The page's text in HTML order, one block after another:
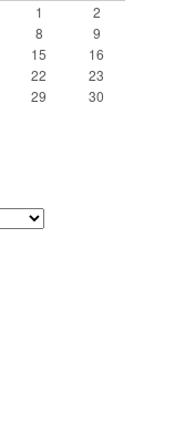
1
2
8
9
15
16
22
23
29
30